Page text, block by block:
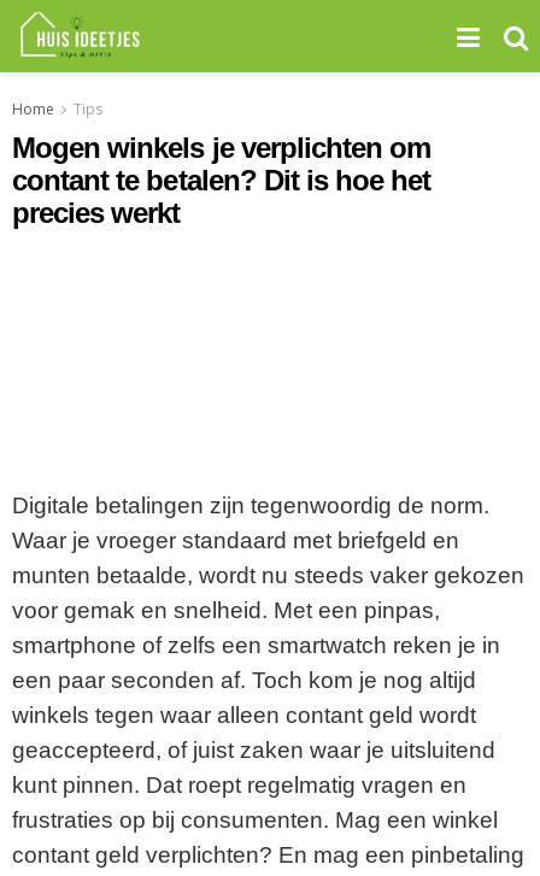
Home Tips
Mogen winkels je verplichten om
contant te betalen? Dit is hoe het
precies werkt
Digitale betalingen zijn tegenwoordig de norm.
Waar je vroeger standaard met briefgeld en
munten betaalde, wordt nu steeds vaker gekozen
voor gemak en snelheid. Met een pinpas,
smartphone of zelfs een smartwatch reken je in
een paar seconden af. Toch kom je nog altijd
winkels tegen waar alleen contant geld wordt
geaccepteerd, of juist zaken waar je uitsluitend
kunt pinnen. Dat roept regelmatig vragen en
frustraties op bij consumenten. Mag een winkel
contant geld verplichten? En mag een pinbetaling